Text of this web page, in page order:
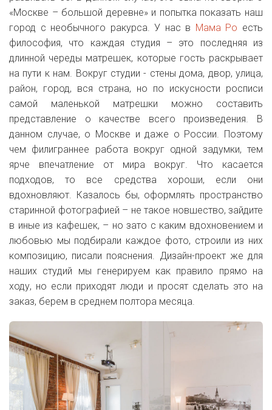
«Москве – большой деревне» и попытка показать наш
город с необычного ракурса. У нас в Мама Ро есть
философия, что каждая студия – это последняя из
длинной череды матрешек, которые гость раскрывает
на пути к нам. Вокруг студии - стены дома, двор, улица,
район, город, вся страна, но по искусности росписи
самой маленькой матрешки можно составить
представление о качестве всего произведения. В
данном случае, о Москве и даже о России. Поэтому
чем филиграннее работа вокруг одной задумки, тем
ярче впечатление от мира вокруг. Что касается
подходов, то все средства хороши, если они
вдохновляют. Казалось бы, оформлять пространство
старинной фотографией – не такое новшество, зайдите
в иные из кафешек, – но зато с каким вдохновением и
любовью мы подбирали каждое фото, строили из них
композицию, писали пояснения. Дизайн-проект же для
наших студий мы генерируем как правило прямо на
ходу, но если приходят люди и просят сделать это на
заказ, берем в среднем полтора месяца.